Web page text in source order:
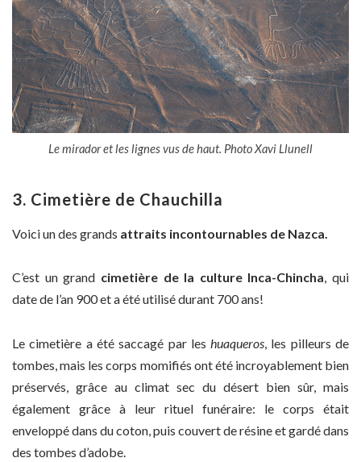
Le mirador et les lignes vus de haut. Photo Xavi Llunell
3. Cimetière de Chauchilla
Voici un des grands attraits incontournables de Nazca.
C’est un grand cimetière de la culture Inca-Chincha, qui
date de l’an 900 et a été utilisé durant 700 ans!
Le cimetière a été saccagé par les huaqueros , les pilleurs de
tombes, mais les corps momifiés ont été incroyablement bien
préservés, grâce au climat sec du désert bien sûr, mais
également grâce à leur rituel funéraire: le corps était
enveloppé dans du coton, puis couvert de résine et gardé dans
des tombes d’adobe.